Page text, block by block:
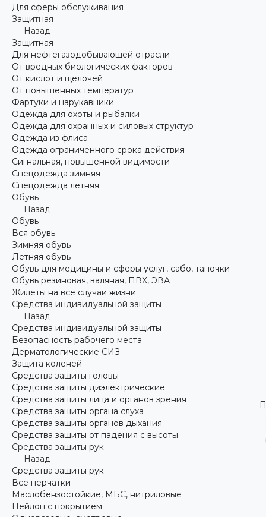
Для сферы обслуживания
Защитная
Назад
Защитная
Для нефтегазодобывающей отрасли
От вредных биологических факторов
От кислот и щелочей
От повышенных температур
Фартуки и нарукавники
Одежда для охоты и рыбалки
Одежда для охранных и силовых структур
Одежда из флиса
Одежда ограниченного срока действия
Сигнальная, повышенной видимости
Спецодежда зимняя
Спецодежда летняя
Обувь
Назад
Обувь
Вся обувь
Зимняя обувь
Летняя обувь
Обувь для медицины и сферы услуг, сабо, тапочки
Обувь резиновая, валяная, ПВХ, ЭВА
Жилеты на все случаи жизни
Средства индивидуальной защиты
Назад
Средства индивидуальной защиты
Безопасность рабочего места
Дерматологические СИЗ
Защита коленей
Средства защиты головы
Средства защиты диэлектрические
Средства защиты лица и органов зрения
Средства защиты органа слуха
Средства защиты органов дыхания
Средства защиты от падения с высоты
Средства защиты рук
Назад
Средства защиты рук
Все перчатки
Маслобензостойкие, МБС, нитриловые
Нейлон с покрытием